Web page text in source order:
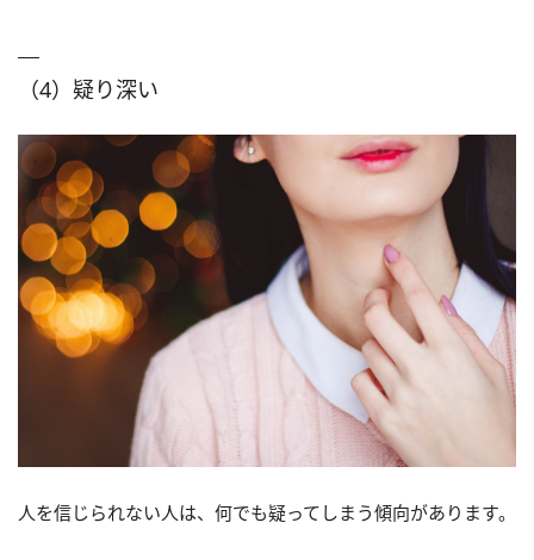
（4）疑り深い
人を信じられない人は、何でも疑ってしまう傾向があります。